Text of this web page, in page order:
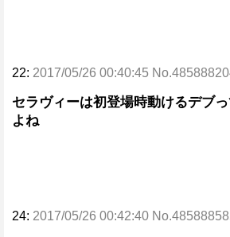
22: 2017/05/26 00:40:45
セラヴィーは初登場時動けるデブ
よね
24: 2017/05/26 00:42:40